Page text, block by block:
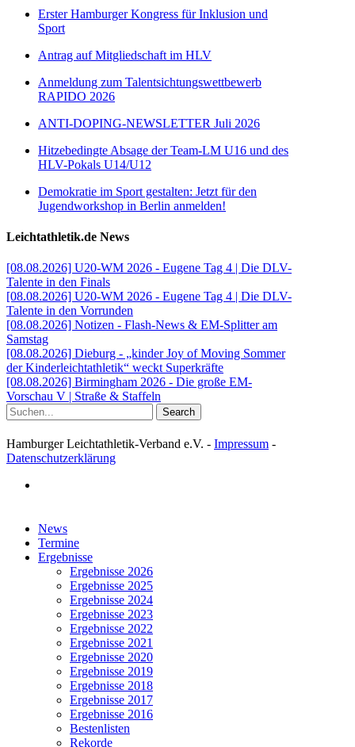
Erster Hamburger Kongress für Inklusion und
Sport
Antrag auf Mitgliedschaft im HLV
Anmeldung zum Talentsichtungswettbewerb
RAPIDO 2026
ANTI-DOPING-NEWSLETTER Juli 2026
Hitzebedingte Absage der Team-LM U16 und des
HLV-Pokals U14/U12
Demokratie im Sport gestalten: Jetzt für den
Jugendworkshop in Berlin anmelden!
Leichtathletik.de News
[08.08.2026] U20-WM 2026 - Eugene Tag 4 | Die DLV-
Talente in den Finals
[08.08.2026] U20-WM 2026 - Eugene Tag 4 | Die DLV-
Talente in den Vorrunden
[08.08.2026] Notizen - Flash-News & EM-Splitter am
Samstag
[08.08.2026] Dieburg - „kinder Joy of Moving Sommer
der Kinderleichtathletik“ weckt Superkräfte
[08.08.2026] Birmingham 2026 - Die große EM-
Vorschau V | Straße & Staffeln
Search
Hamburger Leichtathletik-Verband e.V. - Impressum -
Datenschutzerklärung
Close
Menu
News
Termine
Ergebnisse
Ergebnisse 2026
Ergebnisse 2025
Ergebnisse 2024
Ergebnisse 2023
Ergebnisse 2022
Ergebnisse 2021
Ergebnisse 2020
Ergebnisse 2019
Ergebnisse 2018
Ergebnisse 2017
Ergebnisse 2016
Bestenlisten
Rekorde